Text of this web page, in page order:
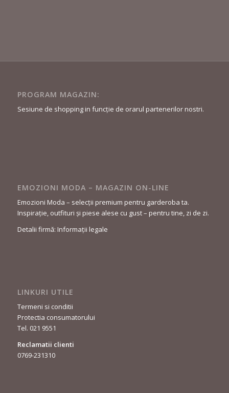
PROGRAM MAGAZIN:
Sesiune de shopping in funcție de orarul partenerilor nostri.
EMOZIONI MODA – MAGAZIN ON-LINE
Emozioni Moda – selecții premium pentru garderoba ta.
Inspirație, outfituri și piese alese cu gust – pentru tine, zi de zi.
Detalii firmă: Informații legale
LINKURI UTILE
Termeni si conditii
Protectia consumatorului
Tel. 021 9551
Reclamatii clienti
0769-231310